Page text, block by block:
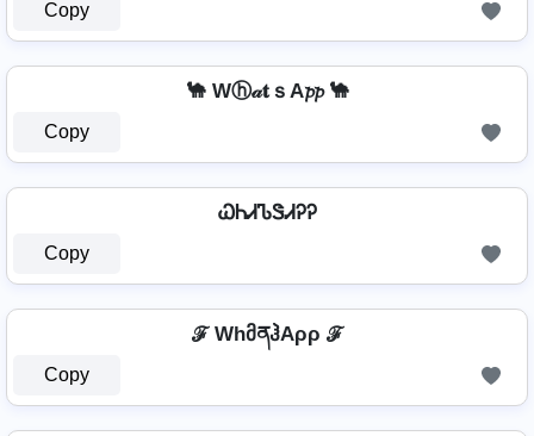
Copy
🐪 Wⓗ𝒶𝐭ｓA𝓹𝓹 🐪
Copy
ᏇᏂᏗᏖᏕᏗᎮᎮ
Copy
ℱ WhმནჰAρρ ℱ
Copy